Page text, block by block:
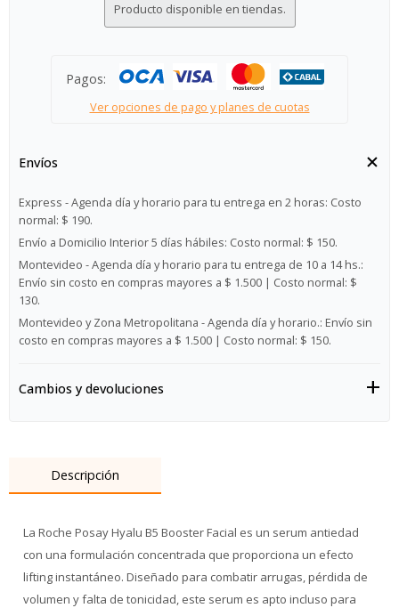
Producto disponible en tiendas.
Pagos:
Ver opciones de pago y planes de cuotas
Envíos
Express - Agenda día y horario para tu entrega en 2 horas: Costo
normal: $ 190.
Envío a Domicilio Interior 5 días hábiles: Costo normal: $ 150.
Montevideo - Agenda día y horario para tu entrega de 10 a 14 hs.:
Envío sin costo en compras mayores a $ 1.500 | Costo normal: $
130.
Montevideo y Zona Metropolitana - Agenda día y horario.: Envío sin
costo en compras mayores a $ 1.500 | Costo normal: $ 150.
Cambios y devoluciones
Descripción
La Roche Posay Hyalu B5 Booster Facial es un serum antiedad
con una formulación concentrada que proporciona un efecto
lifting instantáneo. Diseñado para combatir arrugas, pérdida de
volumen y falta de tonicidad, este serum es apto incluso para